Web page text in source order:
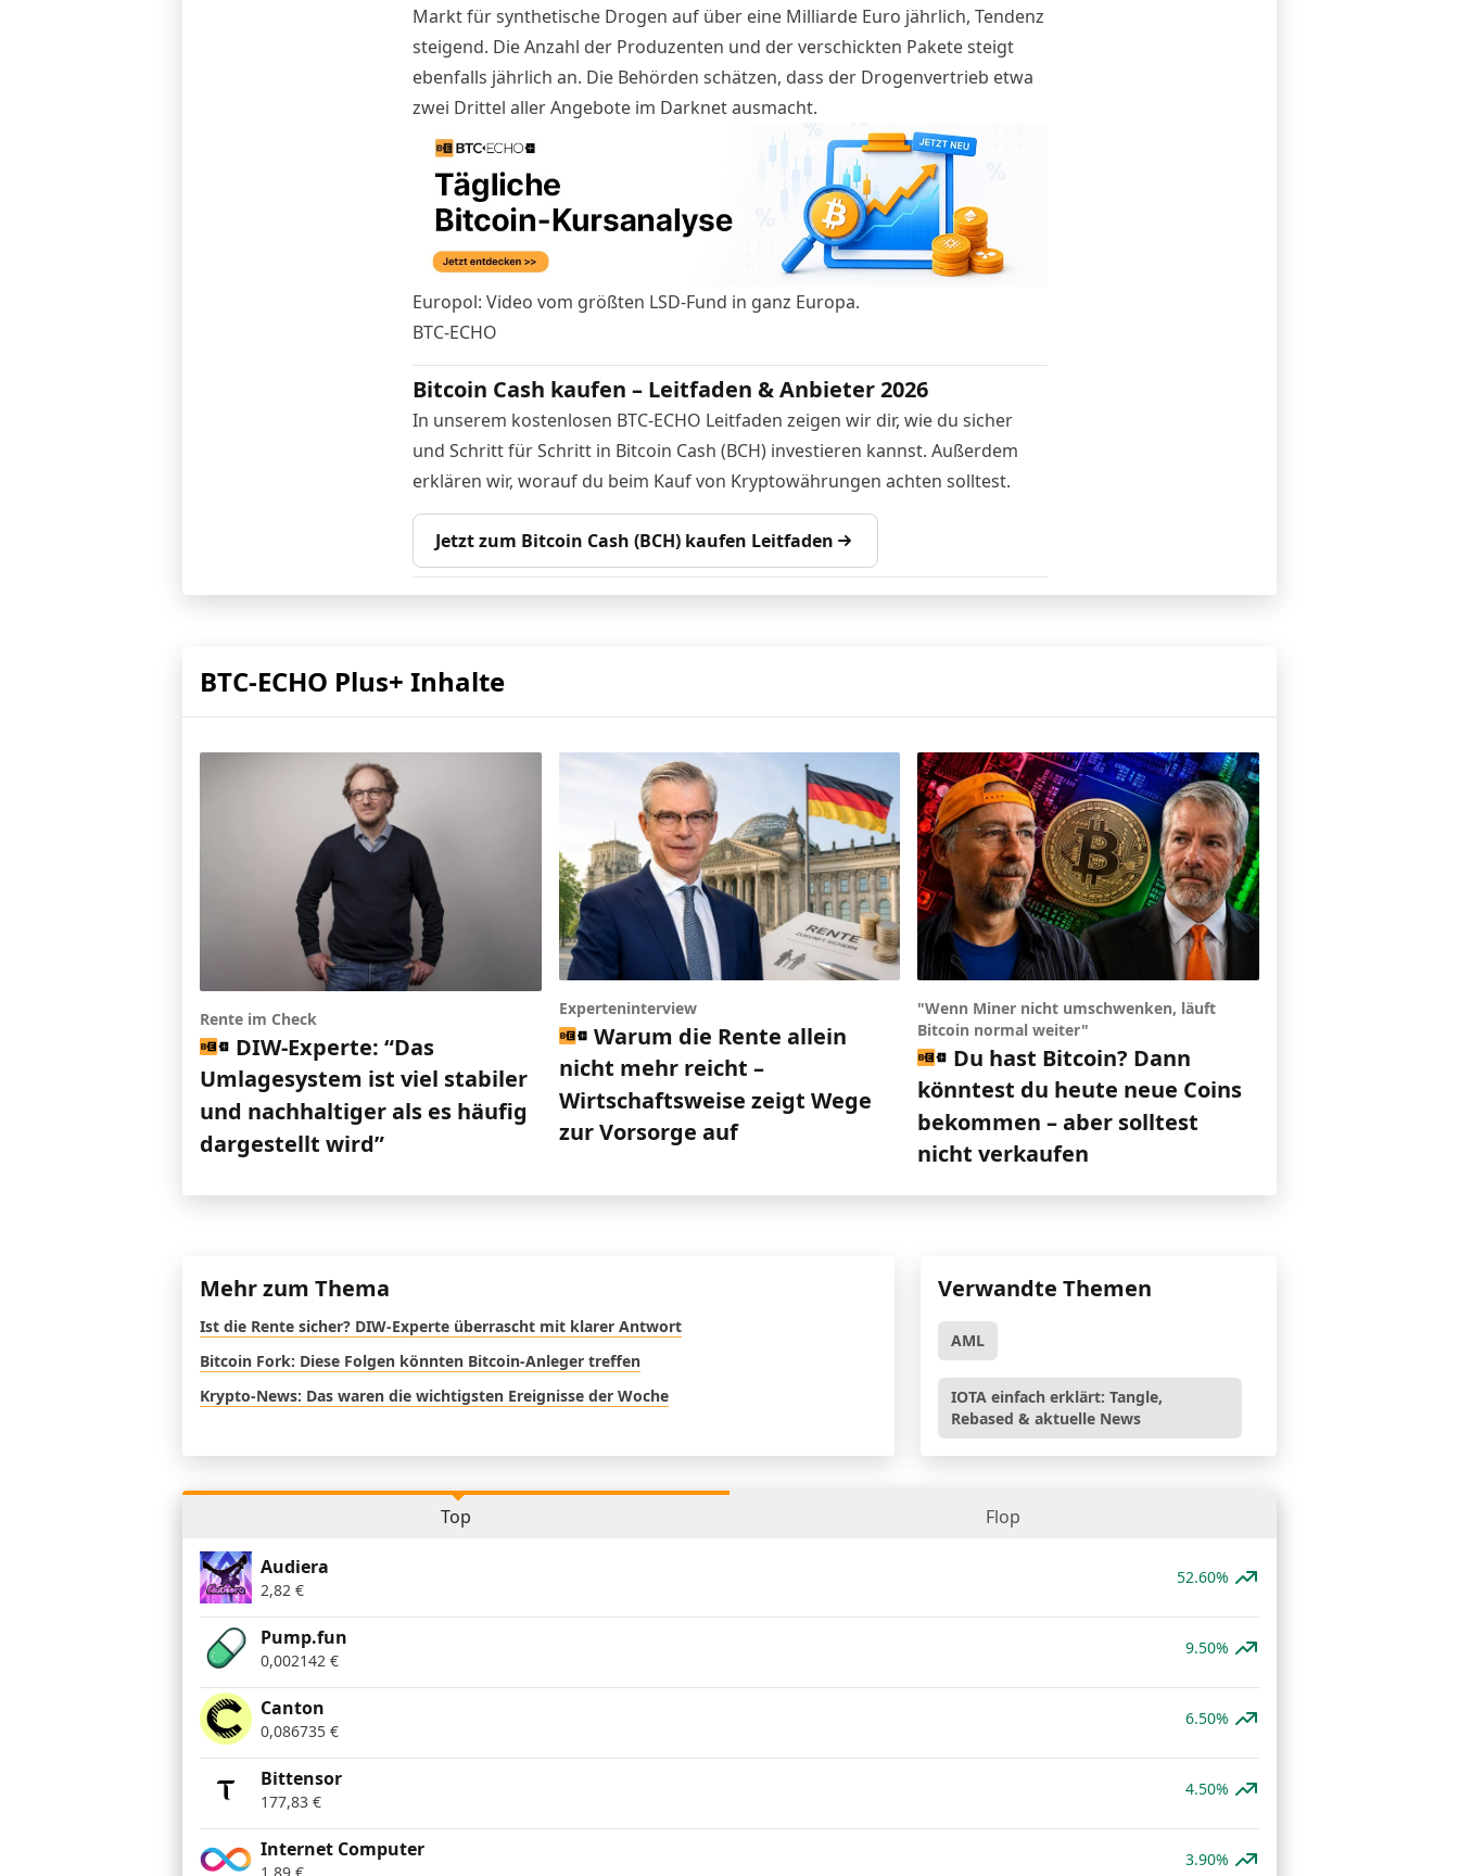
Markt für synthetische Drogen auf über eine Milliarde Euro jährlich, Tendenz
steigend. Die Anzahl der Produzenten und der verschickten Pakete steigt
ebenfalls jährlich an. Die Behörden schätzen, dass der Drogenvertrieb etwa
zwei Drittel aller Angebote im Darknet ausmacht.
Europol: Video vom größten LSD-Fund in ganz Europa.
BTC-ECHO
Bitcoin Cash kaufen – Leitfaden & Anbieter 2026
In unserem kostenlosen BTC-ECHO Leitfaden zeigen wir dir, wie du sicher
und Schritt für Schritt in Bitcoin Cash (BCH) investieren kannst. Außerdem
erklären wir, worauf du beim Kauf von Kryptowährungen achten solltest.
Jetzt zum Bitcoin Cash (BCH) kaufen Leitfaden
BTC-ECHO Plus+ Inhalte
Rente im Check
DIW-Experte: “Das
Umlagesystem ist viel stabiler
und nachhaltiger als es häufig
dargestellt wird”
Experteninterview
Warum die Rente allein
nicht mehr reicht –
Wirtschaftsweise zeigt Wege
zur Vorsorge auf
"Wenn Miner nicht umschwenken, läuft
Bitcoin normal weiter"
Du hast Bitcoin? Dann
könntest du heute neue Coins
bekommen – aber solltest
nicht verkaufen
Mehr zum Thema
Ist die Rente sicher? DIW-Experte überrascht mit klarer Antwort
Bitcoin Fork: Diese Folgen könnten Bitcoin-Anleger treffen
Krypto-News: Das waren die wichtigsten Ereignisse der Woche
Verwandte Themen
AML
IOTA einfach erklärt: Tangle,
Rebased & aktuelle News
Top Flop
Audiera
2,82 €
52.60%
Pump.fun
0,002142 €
9.50%
Canton
0,086735 €
6.50%
Bittensor
177,83 €
4.50%
Internet Computer 3.90%